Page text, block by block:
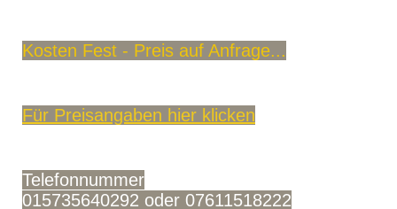
Kosten Fest - Preis auf Anfrage...
Für Preisangaben hier klicken
Telefonnummer
015735640292 oder 07611518222